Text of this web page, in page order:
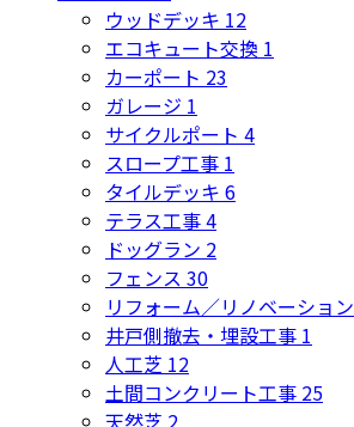
ウッドデッキ 12
エコキュート交換 1
カーポート 23
ガレージ 1
サイクルポート 4
スロープ工事 1
タイルデッキ 6
テラス工事4
ドッグラン 2
フェンス 30
リフォーム／リノベーション
井戸側撤去・埋設工事 1
人工芝 12
土間コンクリート工事 25